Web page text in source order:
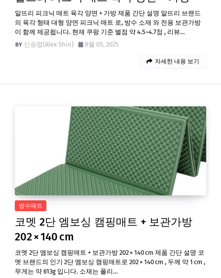
알뜨리 피크닉 매트 육각 양면 + 가방 제품 간단 설명 알뜨리 브랜드
의 육각 형태 대형 양면 피크닉 매트 로, 방수 소재 와 전용 보관가방
이 함께 제공됩니다. 현재 쿠팡 기준 별점 약 4.5~4.7점 , 리뷰…
신승엽(Alex Shin)
8월 05, 2025
자세한 내용 보기
방수매트
코멧 2단 엠보싱 캠핑매트 + 보관가방
202 × 140 cm
코멧 2단 엠보싱 캠핑매트 + 보관가방 202 × 140 cm 제품 간단 설명 코
멧 브랜드의 인기 2단 엠보싱 캠핑매트로 202 × 140 cm , 두께 약 1 cm ,
무게는 약 613g 입니다. 소재는 폴리…